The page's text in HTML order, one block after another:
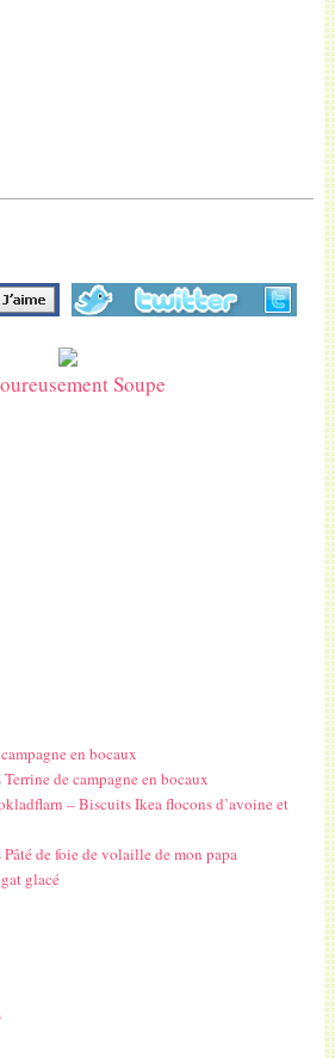
Soupe
en bocaux
Terrine de campagne en bocaux
– Biscuits Ikea flocons d’avoine et
Pâté de foie de volaille de mon papa
glacé